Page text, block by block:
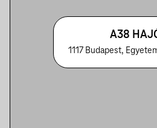
A38
1117 Budapest,